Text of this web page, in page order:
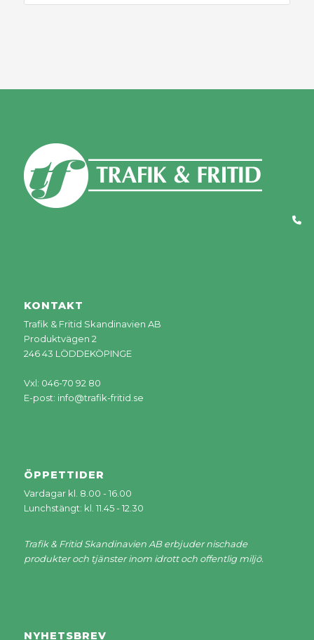
KONTAKT
Trafik & Fritid Skandinavien AB
Produktvägen 2
246 43 LÖDDEKÖPINGE
Vxl: 046-70 92 80
E-post: info@trafik-fritid.se
ÖPPETTIDER
Vardagar kl. 8.00 - 16.00
Lunchstängt: kl. 11.45 - 12.30
Trafik & Fritid Skandinavien AB erbjuder nischade
produkter och tjänster inom idrott och offentlig miljö.
NYHETSBREV